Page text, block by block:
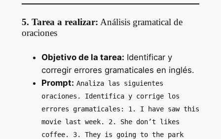
5. Tarea a realizar: Análisis gramatical de
oraciones
Objetivo de la tarea: Identificar y
corregir errores gramaticales en inglés.
Prompt: Analiza las siguientes
oraciones. Identifica y corrige los
errores gramaticales: 1. I have saw this
movie last week. 2. She don’t likes
coffee. 3. They is going to the park